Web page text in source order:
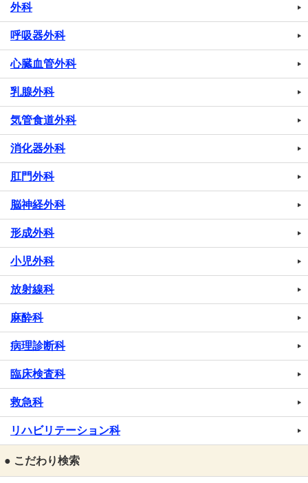
外科
呼吸器外科
心臓血管外科
乳腺外科
気管食道外科
消化器外科
肛門外科
脳神経外科
形成外科
小児外科
放射線科
麻酔科
病理診断科
臨床検査科
救急科
リハビリテーション科
● こだわり検索